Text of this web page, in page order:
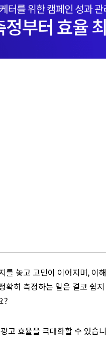
를 놓고 고민이 이어지며, 이해
확히 측정하는 일은 결코 쉽지
?
고 효율을 극대화할 수 있습니